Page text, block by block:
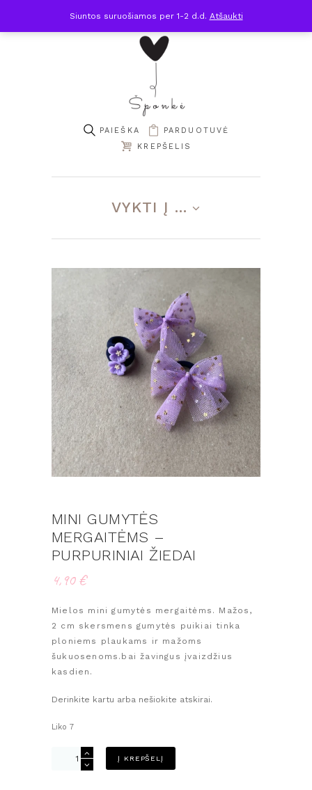
PARDUOTUVĖ
KREPŠELIS
VYKTI Į ...
MINI GUMYTĖS
MERGAITĖMS –
PURPURINIAI ŽIEDAI
4,90€
Mielos mini gumytės mergaitėms. Mažos,
2 cm skersmens gumytės puikiai tinka
ploniems plaukams ir mažoms
šukuosenoms.bai žavingus įvaizdžius
kasdien.
Derinkite kartu arba nešiokite atskirai.
Liko 7
produkto
Į KREPŠELĮ
Siuntos suruošiamos per 1-2 d.d. Atšaukti